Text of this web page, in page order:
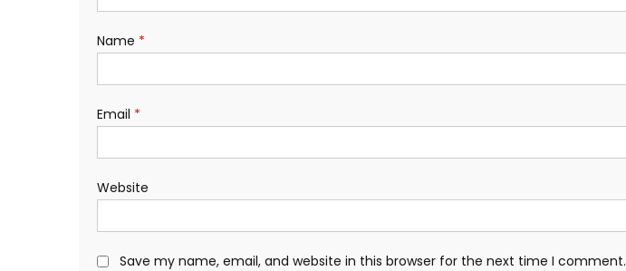
Name *
Email *
Website
Save my name, email, and website in this browser for the next time I comment.